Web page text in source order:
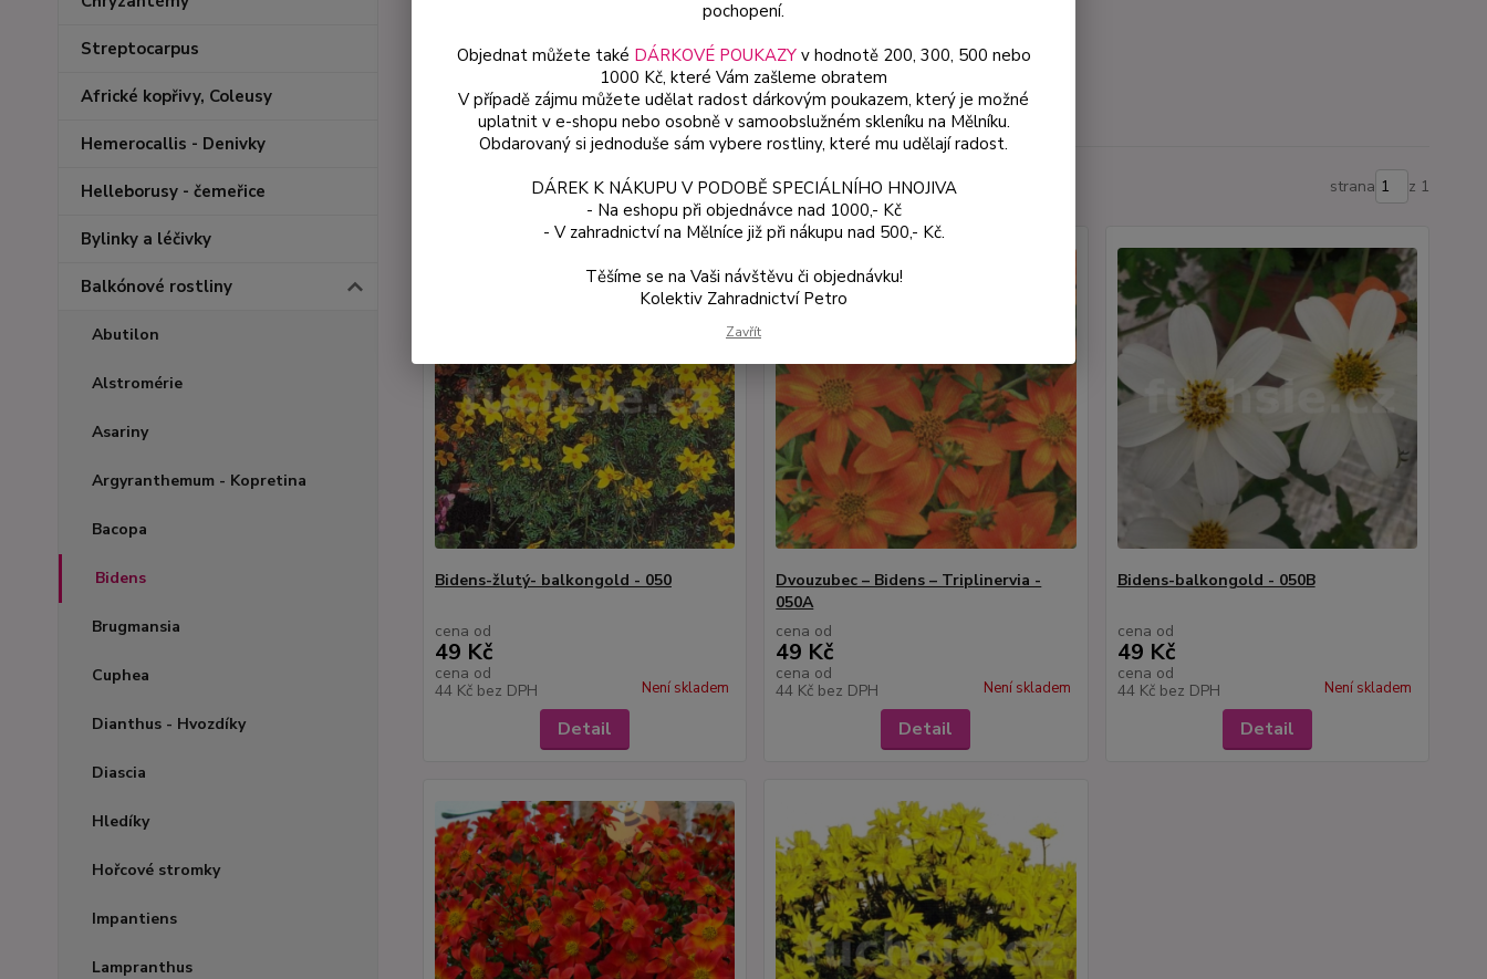
Streptocarpus
Africké kopřivy, Coleusy
Hemerocallis - Denivky
Helleborusy - čemeřice
Bylinky a léčivky
Balkónové rostliny
Abutilon
Alstromérie
Asariny
Argyranthemum - Kopretina
Bacopa
Bidens
Brugmansia
Cuphea
Dianthus - Hvozdíky
Diascia
Hledíky
Hořcové stromky
Impantiens
Lampranthus
Upřesnit parametry
Nejnovější Nejlevnější Nejdražší
Zobrazuji 1-5 z 5 strana z 1
Bidens-žlutý- balkongold - 050
cena od
49 Kč
cena od
44 Kč bez DPH Není skladem
Detail
Dvouzubec – Bidens – Triplinervia -
050A
cena od
49 Kč
cena od
44 Kč bez DPH Není skladem
Detail
Bidens-balkongold - 050B
cena od
49 Kč
cena od
44 Kč bez DPH Není skladem
Detail
pochopení.
Objednat můžete také DÁRKOVÉ POUKAZYv hodnotě 200, 300, 500 nebo
1000 Kč, které Vám zašleme obratem
V případě zájmu můžete udělat radost dárkovým poukazem, který je možné
uplatnit v e-shopu nebo osobně v samoobslužném skleníku na Mělníku.
Obdarovaný si jednoduše sám vybere rostliny, které mu udělají radost.
DÁREK K NÁKUPU V PODOBĚ SPECIÁLNÍHO HNOJIVA
- Na eshopu při objednávce nad 1000,- Kč
- V zahradnictví na Mělníce již při nákupu nad 500,- Kč.
Těšíme se na Vaši návštěvu či objednávku!
Kolektiv Zahradnictví Petro
Zavřít